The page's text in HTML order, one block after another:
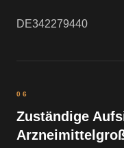
DE342279440
06
Zuständige